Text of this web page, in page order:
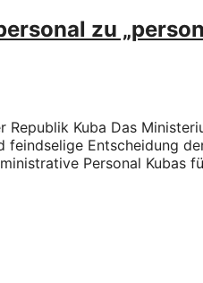
zu
Kuba Das
Entscheidung
Personal Kubas